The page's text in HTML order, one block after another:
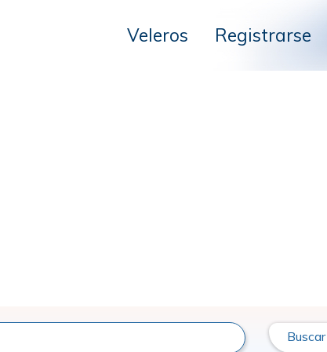
Veleros Registrarse
Buscar